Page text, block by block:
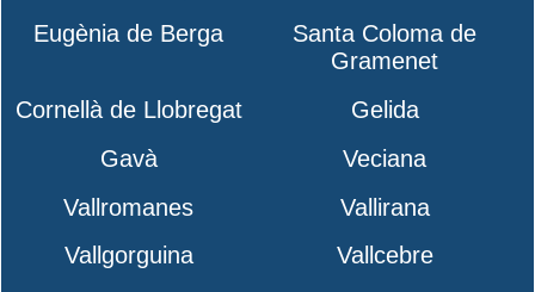
Eugènia de Berga
Santa Coloma de
Gramenet
Cornellà de Llobregat
Gelida
Gavà
Veciana
Vallromanes
Vallirana
Vallgorguina
Vallcebre